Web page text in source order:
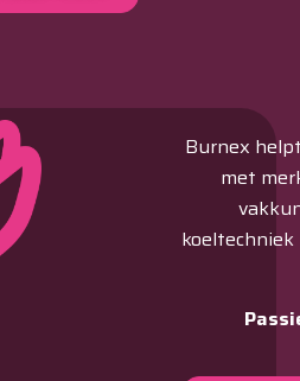
Burnex
met